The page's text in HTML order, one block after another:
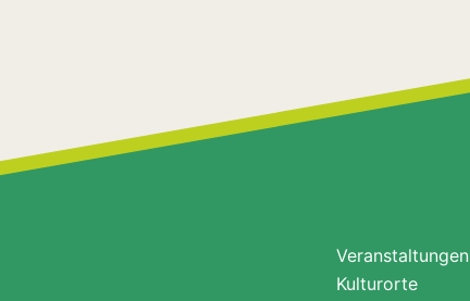
Veranstaltungen
Kulturorte